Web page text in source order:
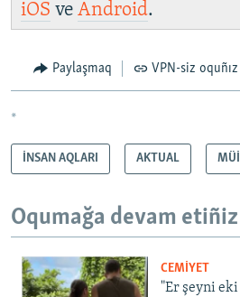
iOS ve Android.
Paylaşmaq VPN-siz oquñız
*
İNSAN AQLARI AKTUAL
Oqumağa devam etiñiz
CEMİYET
"Er şeyni